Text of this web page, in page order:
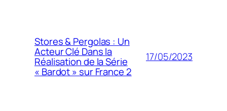
Stores & Pergolas : Un
Acteur Clé Dans la
Réalisation de la Série
« Bardot » sur France 2
17/05/2023